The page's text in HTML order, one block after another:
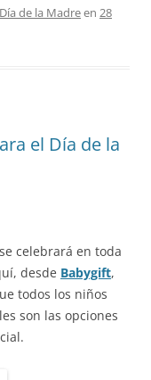
de la Madreen 28
el Día de la
celebrará en toda
desde Babygift,
todos los niños
son las opciones